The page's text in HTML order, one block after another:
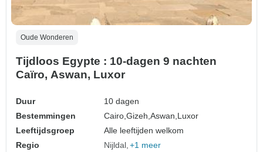
Oude Wonderen
Tijdloos Egypte : 10-dagen 9 nachten
Caïro, Aswan, Luxor
Duur
10 dagen
Bestemmingen
Cairo,Gizeh,Aswan,Luxor
Leeftijdsgroep
Alle leeftijden welkom
Regio
Nijldal +1 meer